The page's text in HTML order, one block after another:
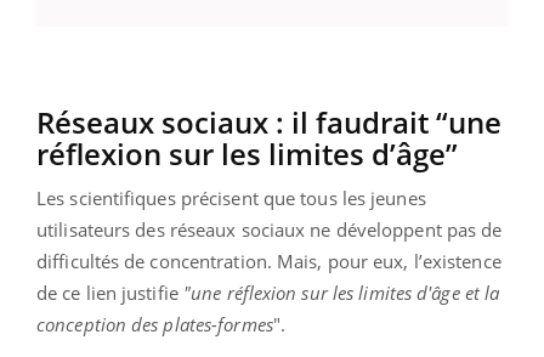
Réseaux sociaux : il faudrait “une
réflexion sur les limites d’âge”
Les scientifiques précisent que tous les jeunes
utilisateurs des réseaux sociaux ne développent pas de
difficultés de concentration. Mais, pour eux, l’existence
de ce lien justifie "une réflexion sur les limites d'âge et la
conception des plates-formes".